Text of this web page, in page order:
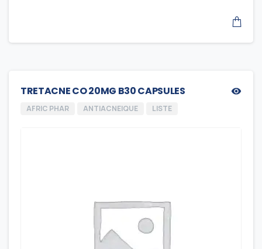
TRETACNE CO 20MG B30 CAPSULES
AFRIC PHAR ANTIACNEIQUE LISTE